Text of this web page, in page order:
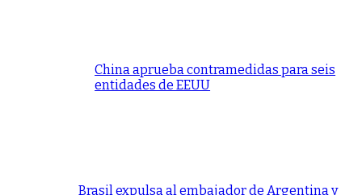
China aprueba contramedidas para seis
entidades de EEUU
Brasil expulsa al embajador de Argentina y